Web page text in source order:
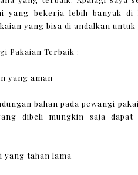
yang bekerja lebih banyak
yang bisa di andalkan
Pakaian Terbaik :
yang aman
bahan pada pewangi
dibeli mungkin saja
yang tahan lama